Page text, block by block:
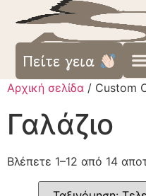
Πείτε γεια
Αρχική σελίδα / Custom
Γαλάζιο
Βλέπετε 1–12 από 14